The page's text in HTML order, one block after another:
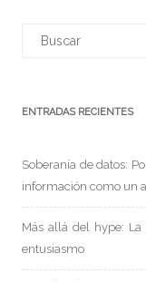
ENTRADAS RECIENTES
Soberanía de datos:
información como un
Más allá del hype: La
entusiasmo